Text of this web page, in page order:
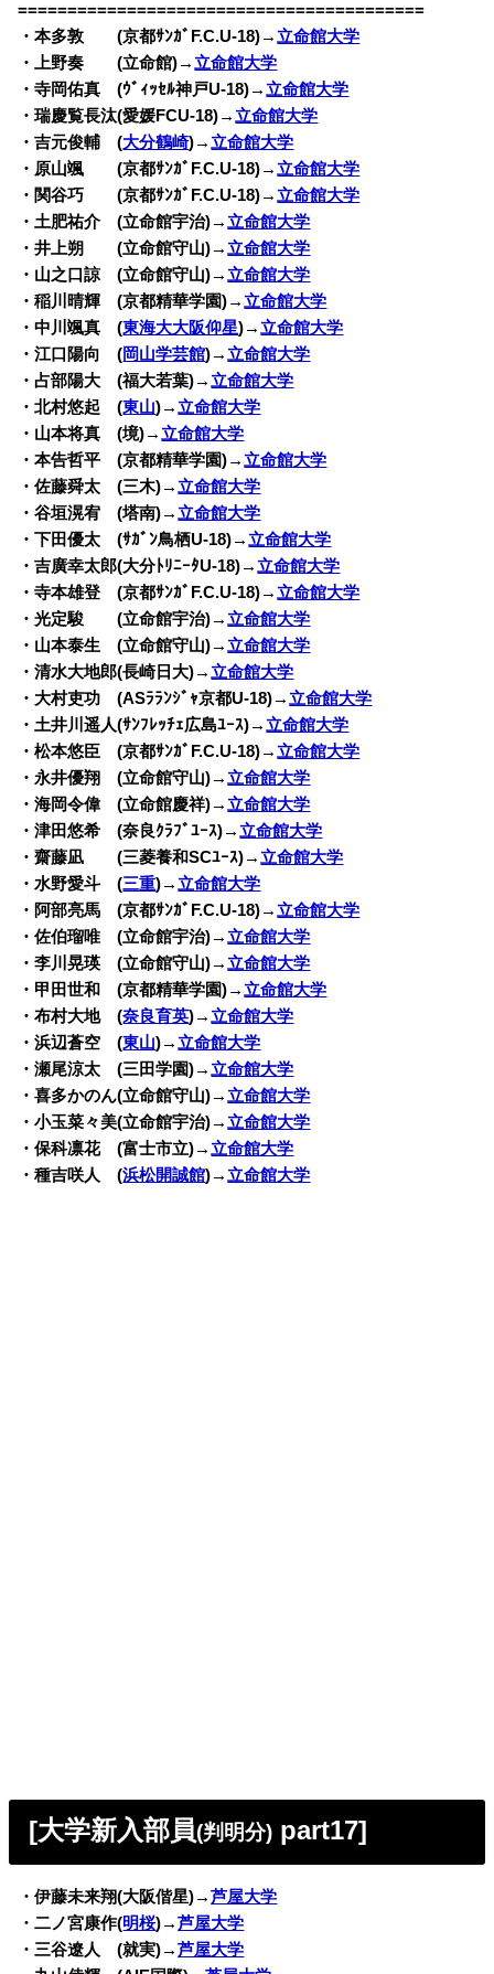
=========================================
・本多敦 (京都ｻﾝｶﾞF.C.U-18)→ 立命館大学
・上野奏 (立命館)→ 立命館大学
・寺岡佑真 (ｳﾞｨｯｾﾙ神戸U-18)→ 立命館大学
・瑞慶覧長汰(愛媛FCU-18)→ 立命館大学
・吉元俊輔 (大分鶴崎)→ 立命館大学
・原山颯 (京都ｻﾝｶﾞF.C.U-18)→ 立命館大学
・関谷巧 (京都ｻﾝｶﾞF.C.U-18)→ 立命館大学
・土肥祐介 (立命館宇治)→ 立命館大学
・井上朔 (立命館守山)→ 立命館大学
・山之口諒 (立命館守山)→ 立命館大学
・稲川晴輝 (京都精華学園)→ 立命館大学
・中川颯真 (東海大大阪仰星)→ 立命館大学
・江口陽向 (岡山学芸館)→ 立命館大学
・占部陽大 (福大若葉)→ 立命館大学
・北村悠起 (東山)→ 立命館大学
・山本将真 (境)→ 立命館大学
・本告哲平 (京都精華学園)→ 立命館大学
・佐藤舜太 (三木)→ 立命館大学
・谷垣滉宥 (塔南)→ 立命館大学
・下田優太 (ｻｶﾞﾝ鳥栖U-18)→ 立命館大学
・吉廣幸太郎(大分ﾄﾘﾆｰﾀU-18)→ 立命館大学
・寺本雄登 (京都ｻﾝｶﾞF.C.U-18)→ 立命館大学
・光定駿 (立命館宇治)→ 立命館大学
・山本泰生 (立命館守山)→ 立命館大学
・清水大地郎(長崎日大)→ 立命館大学
・大村吏功 (ASﾗﾗﾝｼﾞｬ京都U-18)→ 立命館大学
・土井川遥人(ｻﾝﾌﾚｯﾁｪ広島ﾕｰｽ)→ 立命館大学
・松本悠臣 (京都ｻﾝｶﾞF.C.U-18)→ 立命館大学
・永井優翔 (立命館守山)→ 立命館大学
・海岡令偉 (立命館慶祥)→ 立命館大学
・津田悠希 (奈良ｸﾗﾌﾞﾕｰｽ)→ 立命館大学
・齋藤凪 (三菱養和SCﾕｰｽ)→ 立命館大学
・水野愛斗 (三重)→ 立命館大学
・阿部亮馬 (京都ｻﾝｶﾞF.C.U-18)→ 立命館大学
・佐伯瑠唯 (立命館宇治)→ 立命館大学
・李川晃瑛 (立命館守山)→ 立命館大学
・甲田世和 (京都精華学園)→ 立命館大学
・布村大地 (奈良育英)→ 立命館大学
・浜辺蒼空 (東山)→ 立命館大学
・瀬尾涼太 (三田学園)→ 立命館大学
・喜多かのん(立命館守山)→ 立命館大学
・小玉菜々美(立命館宇治)→ 立命館大学
・保科凛花 (富士市立)→ 立命館大学
・種吉咲人 (浜松開誠館)→ 立命館大学
[大学新入部員(判明分) part17]
・伊藤未来翔(大阪偕星)→芦屋大学
・二ノ宮康作(明桜)→芦屋大学
・三谷遼人 (就実)→芦屋大学